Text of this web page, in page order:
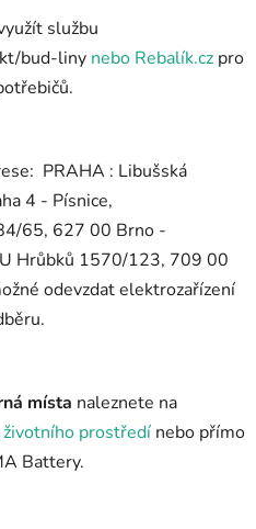
službu
bud-liny nebo Rebalík.cz pro
PRAHA : Libušská
4 - Písnice,
65, 627 00 Brno -
Hrůbků 1570/123, 709 00
odevzdat elektrozařízení
místa naleznete na
prostředí nebo přímo
Battery.